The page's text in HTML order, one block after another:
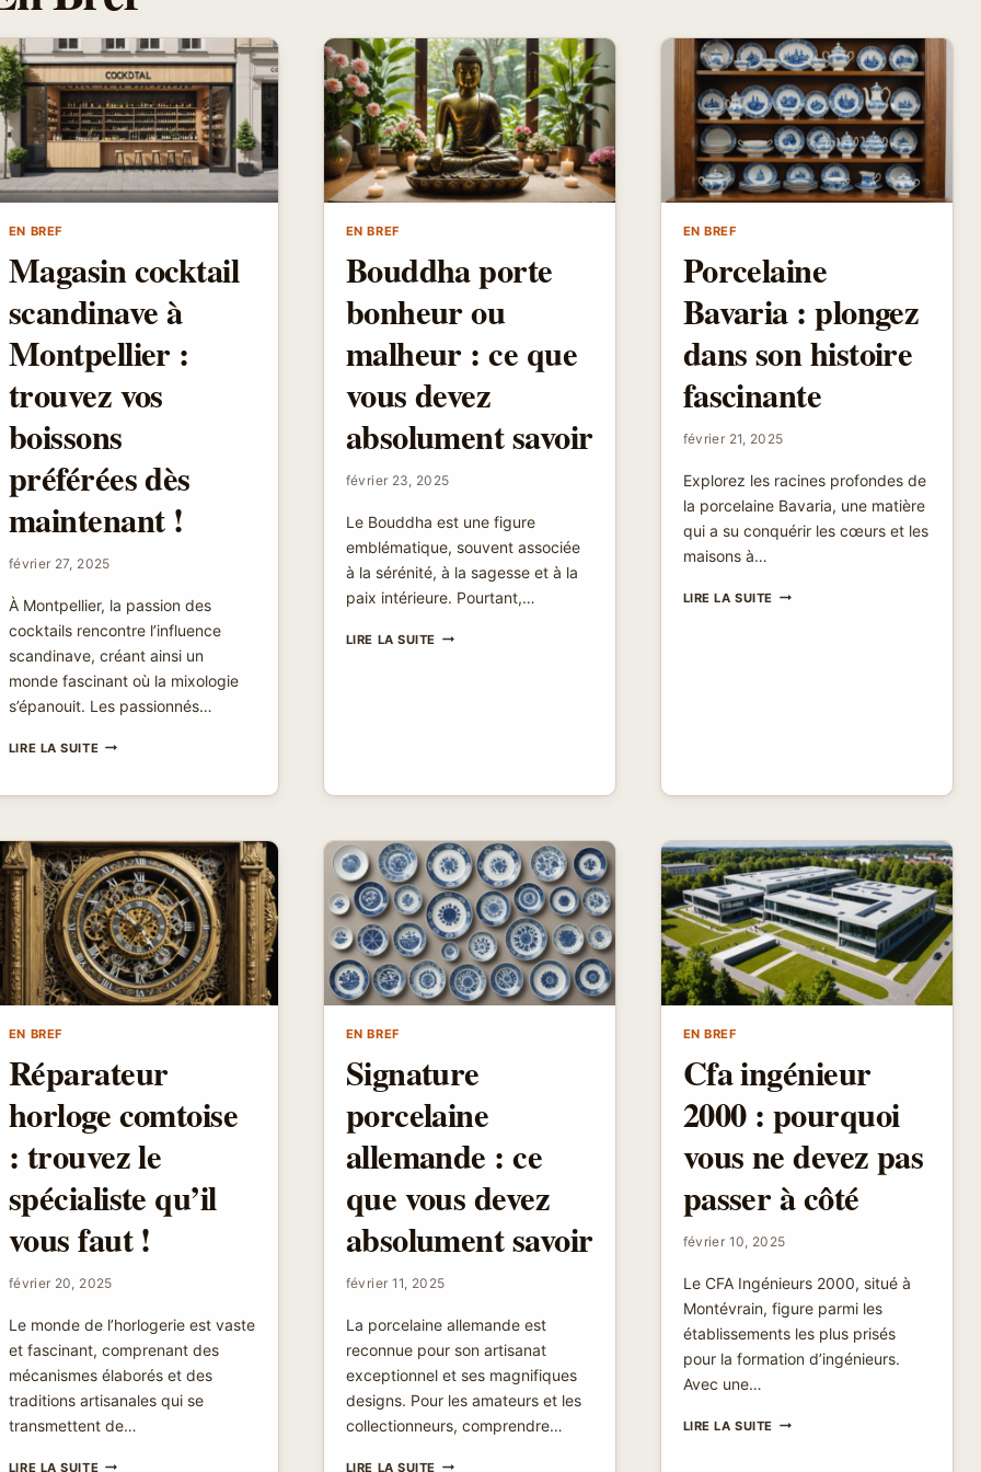
EN BREF
Magasin cocktail
scandinave à
Montpellier :
trouvez vos
boissons
préférées dès
maintenant !
février 27, 2025
À Montpellier, la passion des
cocktails rencontre l’influence
scandinave, créant ainsi un
monde fascinant où la mixologie
s’épanouit. Les passionnés…
LIRE LA SUITEMAGASIN
À
:
TROUVEZ
VOS
BOISSONS
PRÉFÉRÉES
DÈS
MAINTENANT
!
EN BREF
Bouddha porte
bonheur ou
malheur : ce que
vous devez
absolument savoir
février 23, 2025
Le Bouddha est une figure
emblématique, souvent associée
à la sérénité, à la sagesse et à la
paix intérieure. Pourtant,…
LIRE LA SUITE BOUDDHA
SAVOIR
EN BREF
Porcelaine
Bavaria : plongez
dans son histoire
fascinante
février 21, 2025
Explorez les racines profondes de
la porcelaine Bavaria, une matière
qui a su conquérir les cœurs et les
maisons à…
LIRE LA SUITEPORCELAINE
EN BREF
Réparateur
horloge comtoise
: trouvez le
spécialiste qu’il
vous faut !
février 20, 2025
Le monde de l’horlogerie est vaste
et fascinant, comprenant des
mécanismes élaborés et des
traditions artisanales qui se
transmettent de…
LIRE LA SUITERÉPARATEUR
EN BREF
Signature
porcelaine
allemande : ce
que vous devez
absolument savoir
février 11, 2025
La porcelaine allemande est
reconnue pour son artisanat
exceptionnel et ses magnifiques
designs. Pour les amateurs et les
collectionneurs, comprendre…
LIRE LA SUITE SIGNATURE
EN BREF
Cfa ingénieur
2000 : pourquoi
vous ne devez pas
passer à côté
février 10, 2025
Le CFA Ingénieurs 2000, situé à
Montévrain, figure parmi les
établissements les plus prisés
pour la formation d’ingénieurs.
Avec une…
LIRE LA SUITECFA